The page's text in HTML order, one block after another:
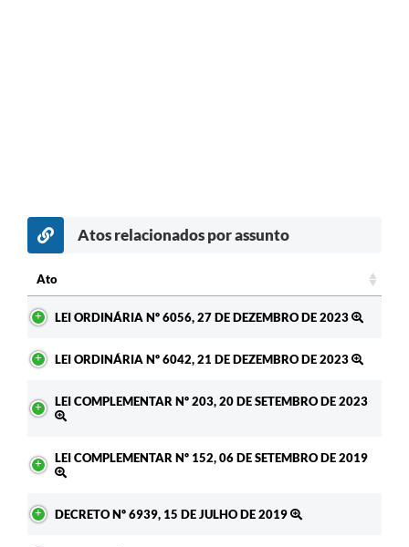
Atos relacionados por assunto
Ato
LEI ORDINÁRIA Nº 6056, 27 DE DEZEMBRO DE 2023
LEI ORDINÁRIA Nº 6042, 21 DE DEZEMBRO DE 2023
LEI COMPLEMENTAR Nº 203, 20 DE SETEMBRO DE 2023
LEI COMPLEMENTAR Nº 152, 06 DE SETEMBRO DE 2019
DECRETO Nº 6939, 15 DE JULHO DE 2019